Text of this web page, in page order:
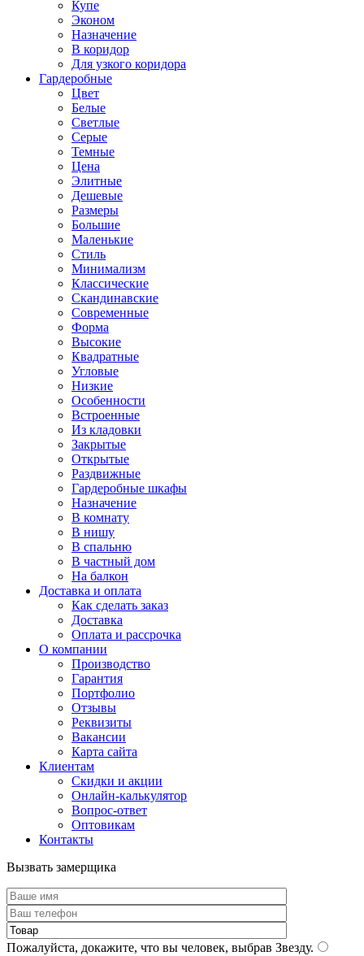
Купе
Эконом
Назначение
В коридор
Для узкого коридора
Гардеробные
Цвет
Белые
Светлые
Серые
Темные
Цена
Элитные
Дешевые
Размеры
Большие
Маленькие
Стиль
Минимализм
Классические
Скандинавские
Современные
Форма
Высокие
Квадратные
Угловые
Низкие
Особенности
Встроенные
Из кладовки
Закрытые
Открытые
Раздвижные
Гардеробные шкафы
Назначение
В комнату
В нишу
В спальню
В частный дом
На балкон
Доставка и оплата
Как сделать заказ
Доставка
Оплата и рассрочка
О компании
Производство
Гарантия
Портфолио
Отзывы
Реквизиты
Вакансии
Карта сайта
Клиентам
Скидки и акции
Онлайн-калькулятор
Вопрос-ответ
Оптовикам
Контакты
Вызвать замерщика
Пожалуйста, докажите, что вы человек, выбрав Звезду.